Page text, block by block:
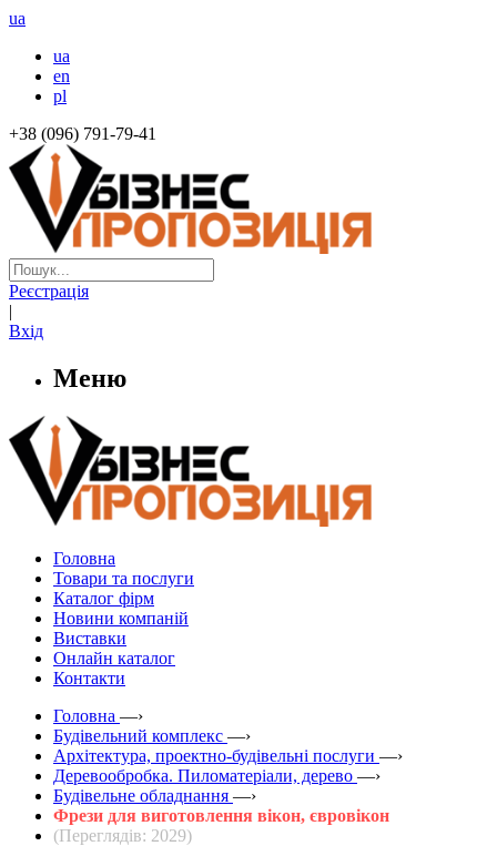
ua
ua
en
pl
+38 (096) 791-79-41
Реєстрація
|
Вхід
Меню
Головна
Товари та послуги
Каталог фірм
Новини компаній
Виставки
Онлайн каталог
Контакти
Головна —›
Будівельний комплекс —›
Архітектура, проектно-будівельні послуги —›
Деревообробка. Пиломатеріали, дерево —›
Будівельне обладнання —›
Фрези для виготовлення вікон, євровікон
(Переглядів: 2029)